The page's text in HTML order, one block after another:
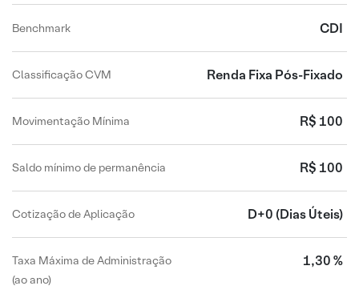
Benchmark CDI
Classificação CVM Renda Fixa Pós-Fixado
Movimentação Mínima R$ 100
Saldo mínimo de permanência R$ 100
Cotização de Aplicação D+0 (Dias Úteis)
Taxa Máxima de Administração
(ao ano)
1,30 %